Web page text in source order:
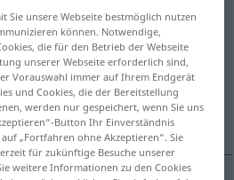
anklicken/antippen)
Sie unsere Webseite bestmöglich nutzen
können. Notwendige,
die für den Betrieb der Webseite
unserer Webseite erforderlich sind,
Vorauswahl immer auf Ihrem Endgerät
und Cookies, die der Bereitstellung
werden nur gespeichert, wenn Sie uns
Button Ihr Einverständnis
„Fortfahren ohne Akzeptieren“. Sie
für zukünftige Besuche unserer
weitere Informationen zu den Cookies